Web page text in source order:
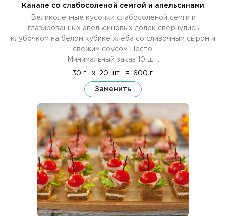
Канапе со слабосоленой семгой и апельсинами
Великолепные кусочки слабосоленой семги и
глазированных апельсиновых долек свернулись
клубочком на белом кубике хлеба со сливочным сыром и
свежим соусом Песто.
Минимальный заказ 10 шт.
30 г. x 20 шт. = 600 г.
Заменить